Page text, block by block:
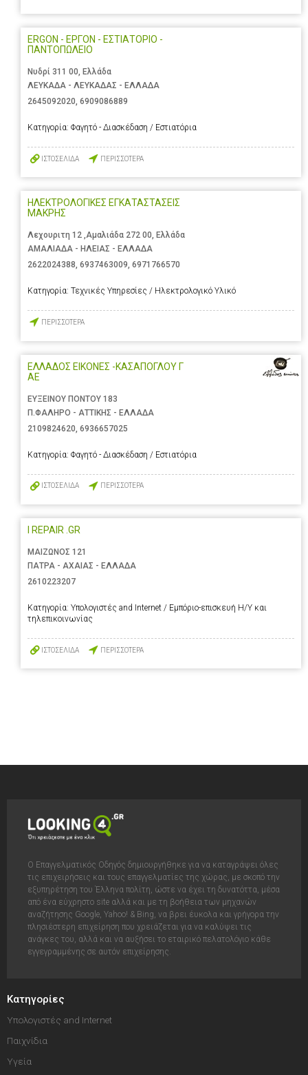
ERGON - ΕΡΓΟΝ - ΕΣΤΙΑΤΟΡΙΟ -
ΠΑΝΤΟΠΩΛΕΙΟ
Νυδρί 311 00, Ελλάδα
ΛΕΥΚΑΔΑ - ΛΕΥΚΑΔΑΣ - ΕΛΛΑΔΑ
2645092020, 6909086889
Κατηγορία: Φαγητό - Διασκέδαση / Εστιατόρια
ΙΣΤΟΣΕΛΙΔΑ ΠΕΡΙΣΣΟΤΕΡΑ
ΗΛΕΚΤΡΟΛΟΓΙΚΕΣ ΕΓΚΑΤΑΣΤΑΣΕΙΣ
ΜΑΚΡΗΣ
Λεχουριτη 12 ,Αμαλιάδα 272 00, Ελλάδα
ΑΜΑΛΙΑΔΑ - ΗΛΕΙΑΣ - ΕΛΛΑΔΑ
2622024388, 6937463009, 6971766570
Κατηγορία: Τεχνικές Υπηρεσίες / Ηλεκτρολογικό Υλικό
ΠΕΡΙΣΣΟΤΕΡΑ
ΕΛΛΑΔΟΣ ΕΙΚΟΝΕΣ -ΚΑΣΑΠΟΓΛΟΥ Γ
ΑΕ
ΕΥΞΕΙΝΟΥ ΠΟΝΤΟΥ 183
Π.ΦΑΛΗΡΟ - ΑΤΤΙΚΗΣ - ΕΛΛΑΔΑ
2109824620 6936657025
Κατηγορία: Φαγητό - Διασκέδαση / Εστιατόρια
ΙΣΤΟΣΕΛΙΔΑ ΠΕΡΙΣΣΟΤΕΡΑ
I REPAIR .GR
ΜΑΙΖΩΝΟΣ 121
ΠΑΤΡΑ - ΑΧΑΙΑΣ - ΕΛΛΑΔΑ
2610223207
Κατηγορία: Υπολογιστές and Internet / Εμπόριο-επισκευή Η/Υ και
τηλεπικοινωνίας
ΙΣΤΟΣΕΛΙΔΑ ΠΕΡΙΣΣΟΤΕΡΑ
Ο Επαγγελματικός Οδηγός δημιουργήθηκε για να καταγράψει όλες
τις επιχειρήσεις και τους επαγγελματίες της χώρας, με σκοπό την
εξυπηρέτηση του Έλληνα πολίτη, ώστε να έχει τη δυνατόττα, μέσα
από ένα εύχρηστο site αλλά και με τη βοήθεια των μηχανών
αναζήτησης Google, Yahoo! & Bing, να βρει έυκολα και γρήγορα την
πλησιέστερη επιχείρηση που χρειάζεται για να καλύψει τις
ανάγκες του, αλλά και να αυξήσει το εταιρικό πελατολόγιο κάθε
εγγεγραμμένης σε αυτόν επιχείρησης.
Κατηγορίες
Υπολογιστές and Internet
Παιχνίδια
Υγεία